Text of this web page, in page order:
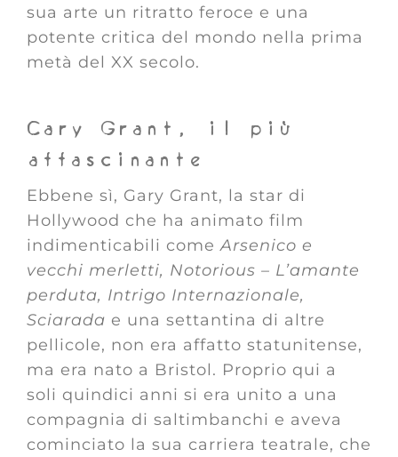
sua arte un ritratto feroce e una
potente critica del mondo nella prima
metà del XX secolo.
Cary Grant, il più
affascinante
Ebbene sì, Gary Grant, la star di
Hollywood che ha animato film
indimenticabili comeArsenico e
vecchi merletti, Notorious – L’amante
perduta, Intrigo Internazionale,
Sciarada e una settantina di altre
pellicole, non era affatto statunitense,
ma era nato a Bristol. Proprio qui a
soli quindici anni si era unito a una
compagnia di saltimbanchi e aveva
cominciato la sua carriera teatrale, che